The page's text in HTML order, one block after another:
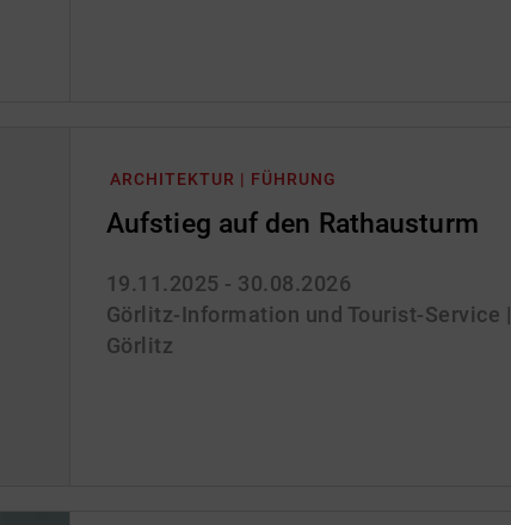
ARCHITEKTUR | FÜHRUNG
Aufstieg auf den Rathausturm
19.11.2025 - 30.08.2026
Görlitz-Information und Tourist-Service |
Görlitz